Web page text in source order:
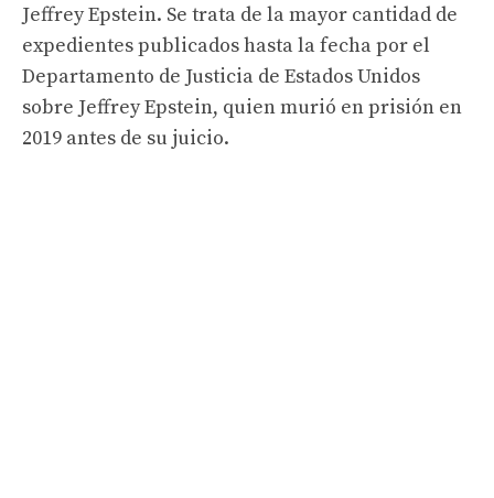
Jeffrey Epstein. Se trata de la mayor cantidad de
expedientes publicados hasta la fecha por el
Departamento de Justicia de Estados Unidos
sobre Jeffrey Epstein, quien murió en prisión en
2019 antes de su juicio.